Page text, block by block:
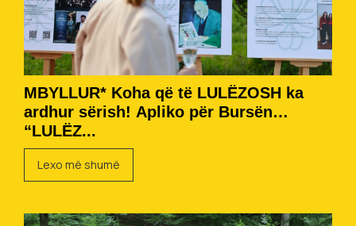
MBYLLUR* Koha që të LULËZOSH ka
ardhur sërish! Apliko për Bursën
“LULËZ...
Lexo më shumë